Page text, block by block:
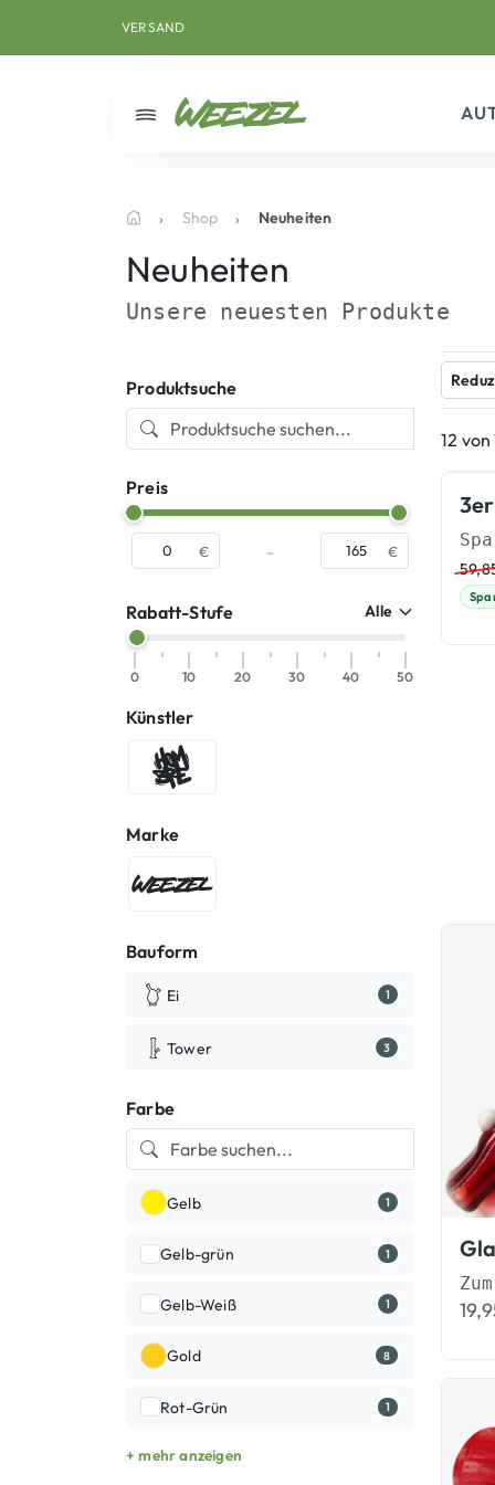
VERSAND
Shop Neuheiten
Neuheiten
Unsere neuesten Produkte
Produktsuche
Preis
€ - €
Rabatt-Stufe
0 10 20 30 40 50
Künstler
Hombre SUK
Marke
WEEZEL®
Bauform
Ei 1
Tower 3
Farbe
Gelb 1
Gelb-grün 1
Gelb-Weiß 1
Gold 8
Rot-Grün 1
+ mehr anzeigen
12